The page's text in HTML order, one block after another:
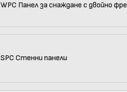
WPC Панел за снаждане с двойно
SPC Стенни панели